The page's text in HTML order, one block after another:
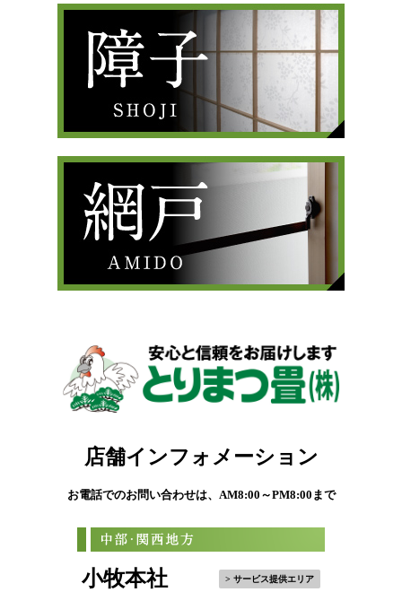
店舗インフォメーション
お電話でのお問い合わせは、AM8:00～PM8:00まで
小牧本社 > サービス提供エリア